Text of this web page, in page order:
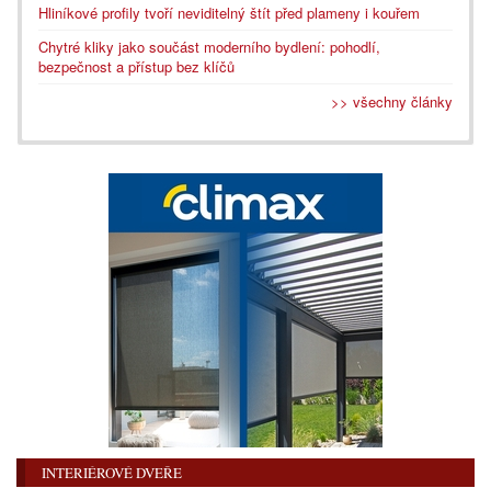
Hliníkové profily tvoří neviditelný štít před plameny i kouřem
Chytré kliky jako součást moderního bydlení: pohodlí,
bezpečnost a přístup bez klíčů
>> všechny články
INTERIÉROVÉ DVEŘE